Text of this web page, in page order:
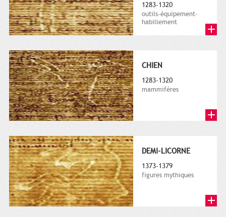
1283-1320
outils-équipement-
habillement
CHIEN
1283-1320
mammifères
DEMI-LICORNE
1373-1379
figures mythiques